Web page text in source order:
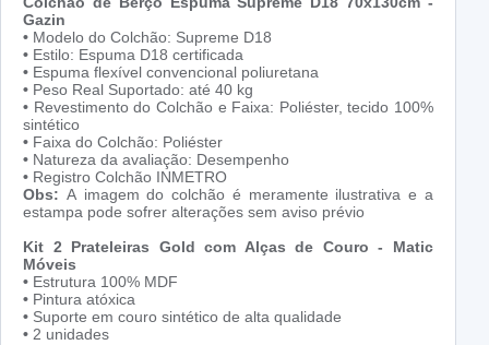
Gazin
• Modelo do Colchão: Supreme D18
• Estilo: Espuma D18 certificada
• Espuma flexível convencional poliuretana
• Peso Real Suportado: até 40 kg
• Revestimento do Colchão e Faixa: Poliéster, tecido 100%
sintético
• Faixa do Colchão: Poliéster
• Natureza da avaliação: Desempenho
• Registro Colchão INMETRO
Obs: A imagem do colchão é meramente ilustrativa e a
estampa pode sofrer alterações sem aviso prévio
Kit 2 Prateleiras Gold com Alças de Couro - Matic
Móveis
• Estrutura 100% MDF
• Pintura atóxica
• Suporte em couro sintético de alta qualidade
• 2 unidades